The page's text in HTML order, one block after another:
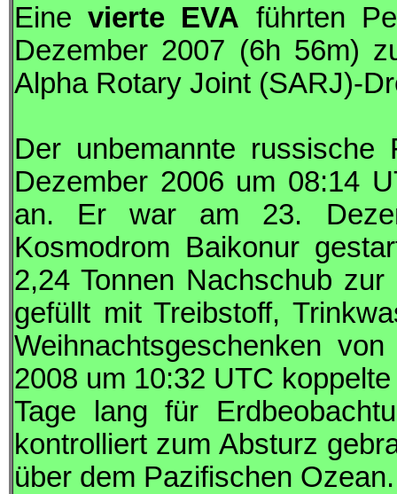
Einevierte EVA führten
Dezember 2007 (6h 56m)
Alpha Rotary Joint (SARJ)-
Der unbemannte russische
Dezember 2006 um 08:14
an. Er war am 23.
Kosmodrom Baikonur
2,24 Tonnen Nachschub
gefüllt mit Treibstoff,
Weihnachtsgeschenken
2008 um 10:32 UTC
Tage lang für
kontrolliert zum Absturz
über dem Pazifischen Ozean.